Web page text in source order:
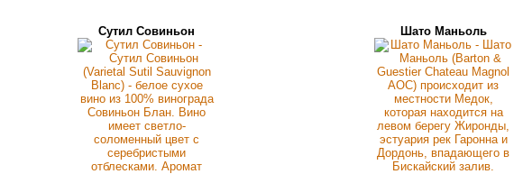
Сутил Совиньон Шато Маньоль